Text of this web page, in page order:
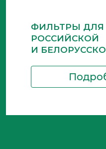
ФИЛЬТРЫ ДЛЯ
РОССИЙСКОЙ
И